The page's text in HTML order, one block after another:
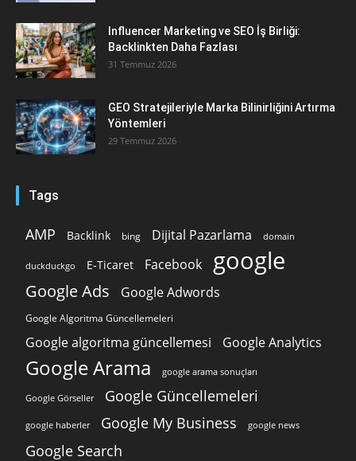
Influencer Marketing ve SEO İş Birliği:
Backlinkten Daha Fazlası
31 Temmuz 2026
GEO Stratejileriyle Marka Bilinirliğini Artırma
Yöntemleri
29 Temmuz 2026
Tags
AMP Backlink bing Dijital Pazarlama domain
duckduckgo E-Ticaret Facebook google
Google Ads Google Adwords
Google Algoritma Güncellemeleri
Google algoritma güncellemesi Google Analytics
Google Arama google arama sonuçları
Google Görseller Google Güncellemeleri
google haberler Google My Business google news
Google Search